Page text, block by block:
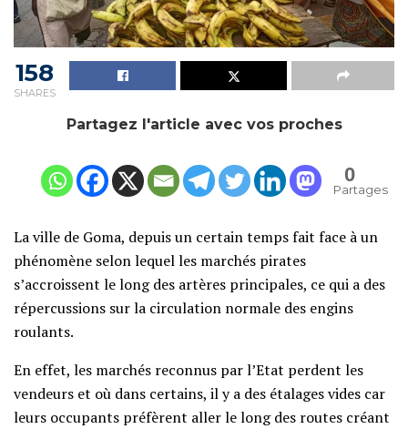
158
SHARES
Partagez l'article avec vos proches
0
Partages
La ville de Goma, depuis un certain temps fait face à un
phénomène selon lequel les marchés pirates
s’accroissent le long des artères principales, ce qui a des
répercussions sur la circulation normale des engins
roulants.
En effet, les marchés reconnus par l’Etat perdent les
vendeurs et où dans certains, il y a des étalages vides car
leurs occupants préfèrent aller le long des routes créant